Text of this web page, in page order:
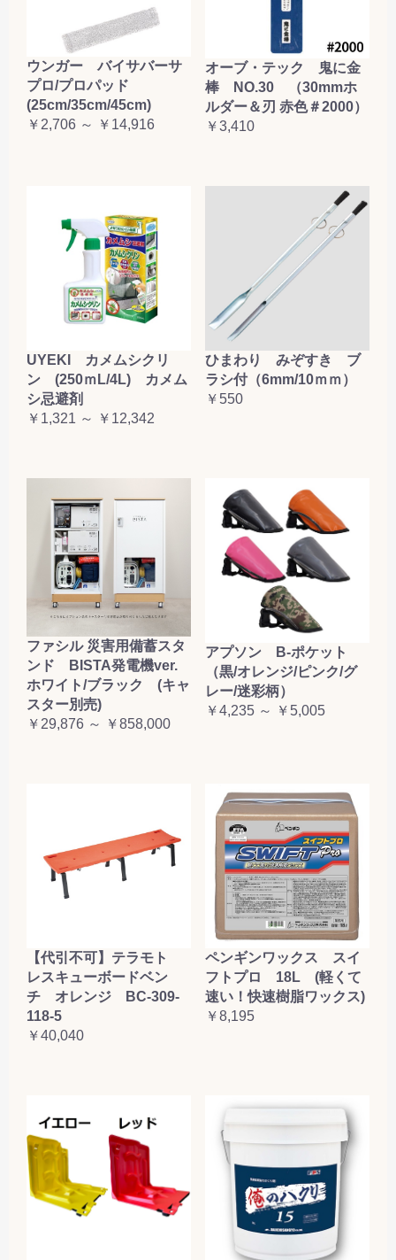
お買い物を続ける カートへ進む
ウンガー バイサバーサ
プロ/プロパッド
(25cm/35cm/45cm)
￥2,706 ～ ￥14,916
オーブ・テック 鬼に金
棒 NO.30 （30mmホ
ルダー＆刃 赤色＃2000）
￥3,410
UYEKI カメムシクリ
ン (250ｍL/4L) カメム
シ忌避剤
￥1,321 ～ ￥12,342
ひまわり みぞすき ブ
ラシ付（6mm/10ｍｍ）
￥550
ファシル 災害用備蓄スタ
ンド BISTA発電機ver.
ホワイト/ブラック (キャ
スター別売)
￥29,876 ～ ￥858,000
アプソン B-ポケット
（黒/オレンジ/ピンク/グ
レー/迷彩柄）
￥4,235 ～ ￥5,005
【代引不可】テラモト
レスキューボードベン
チ オレンジ BC-309-
118-5
￥40,040
ペンギンワックス スイ
フトプロ 18L (軽くて
速い！快速樹脂ワックス)
￥8,195